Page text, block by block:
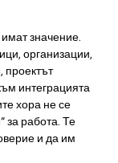
значение.
организации,
проектът
интеграцията
хора не се
за работа. Те
и да им